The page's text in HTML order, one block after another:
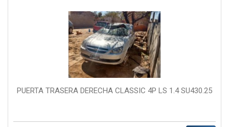
PUERTA TRASERA DERECHA CLASSIC 4P LS 1.4 SU430.25